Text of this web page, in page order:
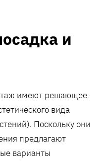
и
имеют решающее
вида
Поскольку они
предлагают
варианты